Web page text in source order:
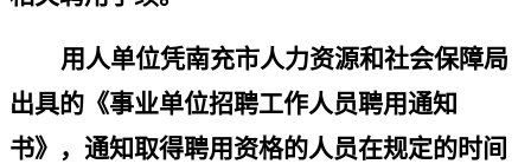
用人单位凭南充市人力资源和社会保障局
出具的《事业单位招聘工作人员聘用通知
书》，通知取得聘用资格的人员在规定的时间